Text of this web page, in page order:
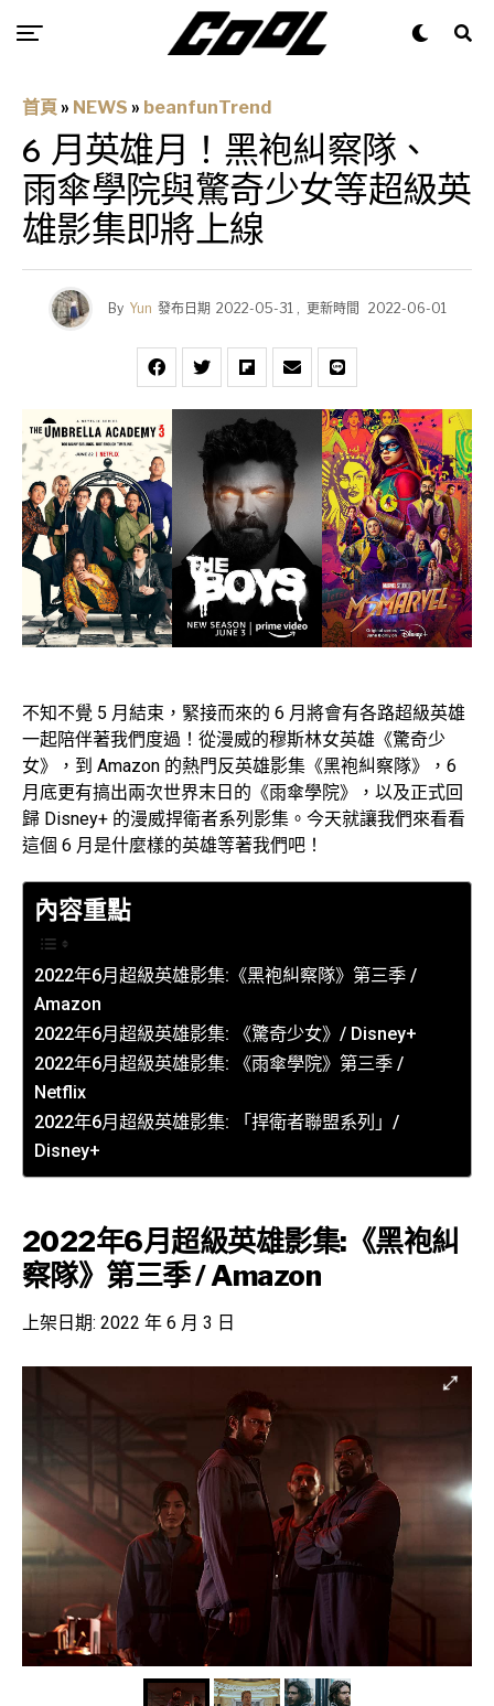
首頁 » NEWS » beanfunTrend
6 月英雄月！黑袍糾察隊、
雨傘學院與驚奇少女等超級英
雄影集即將上線
By Yun 發布日期 2022-05-31, 更新時間 2022-06-01
不知不覺 5 月結束，緊接而來的 6 月將會有各路超級英雄
一起陪伴著我們度過！從漫威的穆斯林女英雄《驚奇少
女》，到 Amazon 的熱門反英雄影集《黑袍糾察隊》，6
月底更有搞出兩次世界末日的《雨傘學院》，以及正式回
歸 Disney+ 的漫威捍衛者系列影集。今天就讓我們來看看
這個 6 月是什麼樣的英雄等著我們吧！
內容重點
2022年6月超級英雄影集:《黑袍糾察隊》第三季 /
Amazon
2022年6月超級英雄影集: 《驚奇少女》/ Disney+
2022年6月超級英雄影集: 《雨傘學院》第三季 /
Netflix
2022年6月超級英雄影集: 「捍衛者聯盟系列」/
Disney+
2022年6月超級英雄影集:《黑袍糾
察隊》第三季 / Amazon
上架日期: 2022 年 6 月 3 日